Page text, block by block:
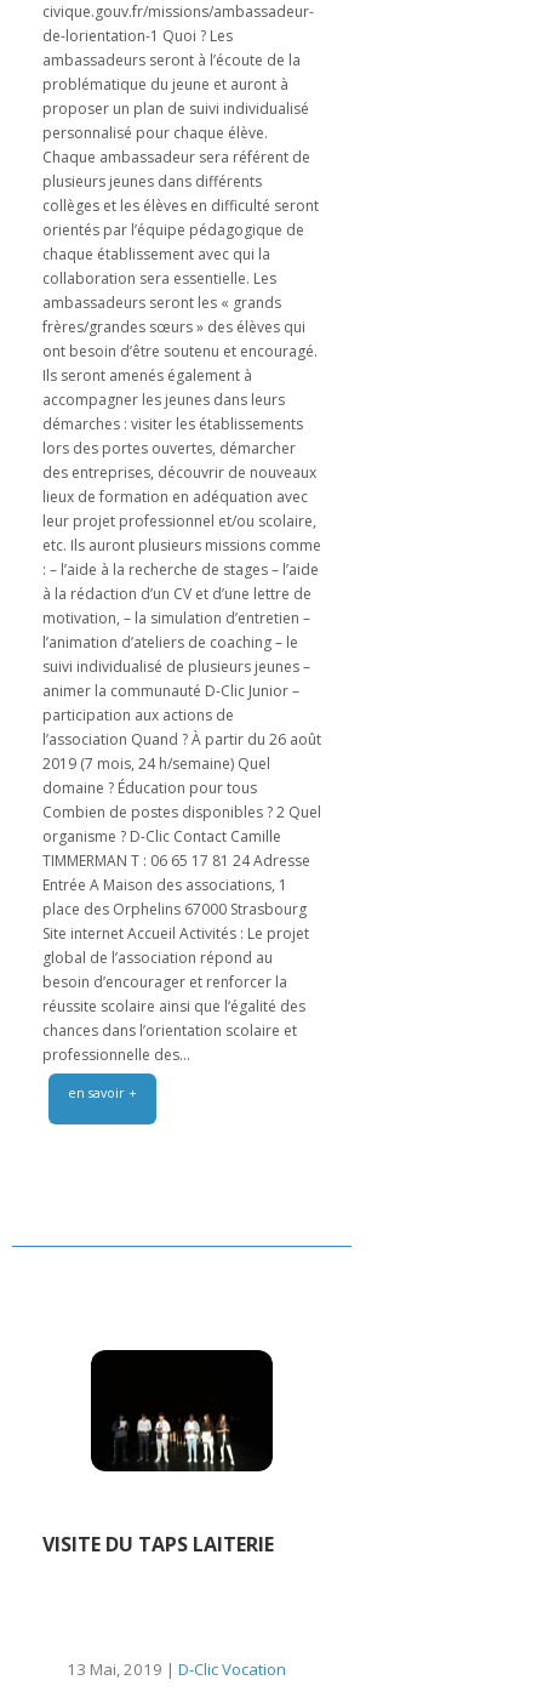
civique.gouv.fr/missions/ambassadeur-
de-lorientation-1 Quoi ? Les
ambassadeurs seront à l’écoute de la
problématique du jeune et auront à
proposer un plan de suivi individualisé
personnalisé pour chaque élève.
Chaque ambassadeur sera référent de
plusieurs jeunes dans différents
collèges et les élèves en difficulté seront
orientés par l’équipe pédagogique de
chaque établissement avec qui la
collaboration sera essentielle. Les
ambassadeurs seront les « grands
frères/grandes sœurs » des élèves qui
ont besoin d’être soutenu et encouragé.
Ils seront amenés également à
accompagner les jeunes dans leurs
démarches : visiter les établissements
lors des portes ouvertes, démarcher
des entreprises, découvrir de nouveaux
lieux de formation en adéquation avec
leur projet professionnel et/ou scolaire,
etc. Ils auront plusieurs missions comme
: – l’aide à la recherche de stages – l’aide
à la rédaction d’un CV et d’une lettre de
motivation, – la simulation d’entretien –
l’animation d’ateliers de coaching – le
suivi individualisé de plusieurs jeunes –
animer la communauté D-Clic Junior –
participation aux actions de
l’association Quand ? À partir du 26 août
2019 (7 mois, 24 h/semaine) Quel
domaine ? Éducation pour tous
Combien de postes disponibles ? 2 Quel
organisme ? D-Clic Contact Camille
TIMMERMAN T : 06 65 17 81 24 Adresse
Entrée A Maison des associations, 1
place des Orphelins 67000 Strasbourg
Site internet Accueil Activités : Le projet
global de l’association répond au
besoin d’encourager et renforcer la
réussite scolaire ainsi que l‘égalité des
chances dans l’orientation scolaire et
professionnelle des...
en savoir +
VISITE DU TAPS LAITERIE
13 Mai, 2019 | D-Clic Vocation